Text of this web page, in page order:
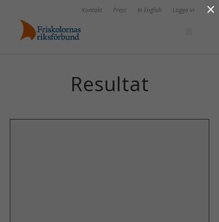
Kontakt Press In English Logga in
Resultat
×